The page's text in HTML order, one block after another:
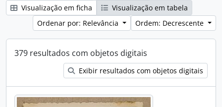
Visualização em ficha
Visualização em tabela
Ordenar por: Relevância
Ordem: Decrescente
379 resultados com objetos digitais
Exibir resultados com objetos digitais